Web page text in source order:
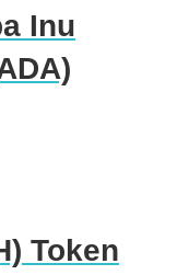
Inu
Token